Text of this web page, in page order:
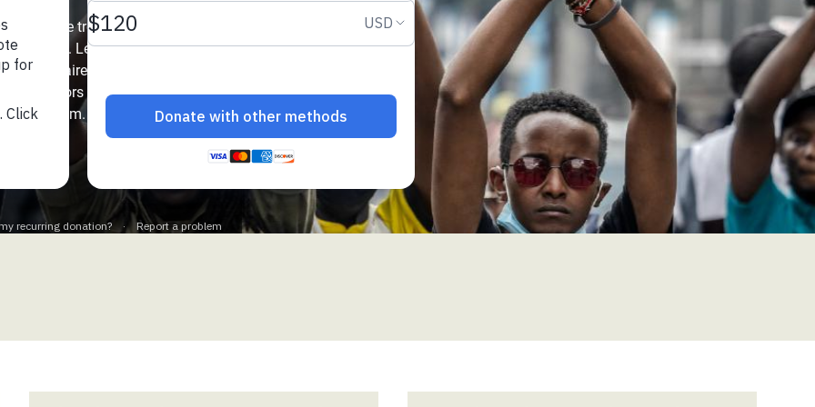
Climatique et
en Afrique de
Yémen
des Réfugiés Rohingyas
Réfugié·es au
du Sud
un rythme trois fois
Le monde
milliardaires, dont la
alors qu’une
de la faim.